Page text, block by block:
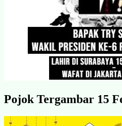
Pojok Tergambar 15